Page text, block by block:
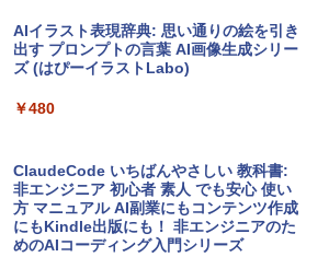
￥162,598
tomtoc 360°保護 15.6 16インチ パソコ
￥2,952
Apple 2026 MacBook Air M5チップ搭載
Robloxギフトカード - 1000 Robux 【限
定バーチャルアイテムを含む】 【オンラ
ラインコード版
Microsoft Office Home & Business 202
4(最新 永続版)|オンラインコード版|Wind
ows11、10/mac対応|PC2台
AIイラスト表現辞典: 思い通りの絵を引き
出す プロンプトの言葉 AI画像生成シリー
ズ (はぴーイラストLabo)
￥480
ClaudeCode いちばんやさしい 教科書:
非エンジニア 初心者 素人 でも安心 使い
方 マニュアル AI副業にもコンテンツ作成
にもKindle出版にも！ 非エンジニアのた
めのAIコーディング入門シリーズ